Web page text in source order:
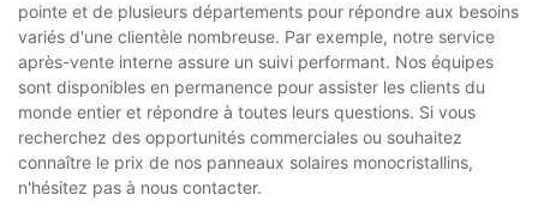
pointe et de plusieurs départements pour répondre aux besoins
variés d'une clientèle nombreuse. Par exemple, notre service
après-vente interne assure un suivi performant. Nos équipes
sont disponibles en permanence pour assister les clients du
monde entier et répondre à toutes leurs questions. Si vous
recherchez des opportunités commerciales ou souhaitez
connaître le prix de nos panneaux solaires monocristallins,
n'hésitez pas à nous contacter.